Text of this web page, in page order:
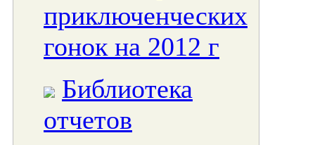
приключенческих
гонок на 2012 г
Библиотека
отчетов